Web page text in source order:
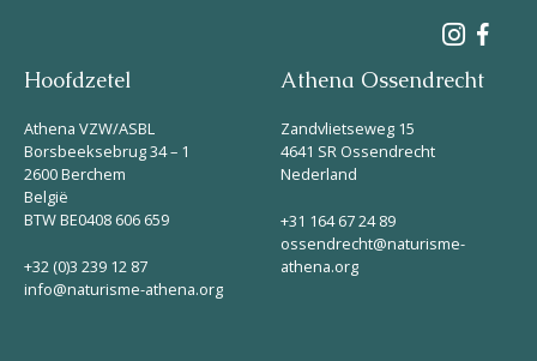
Hoofdzetel
Athena VZW/ASBL
Borsbeeksebrug 34 – 1
2600 Berchem
België
BTW BE0408 606 659
+32 (0)3 239 12 87
info@naturisme-athena.org
Athena Ossendrecht
Zandvlietseweg 15
4641 SR Ossendrecht
Nederland
+31 164 67 24 89
ossendrecht@naturisme-
athena.org